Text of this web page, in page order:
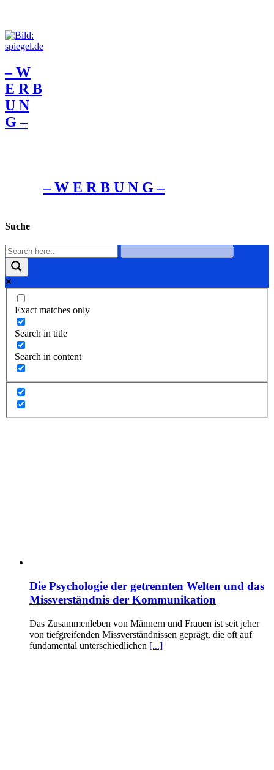
– W
Ε R Β
U Ν
G –
– W Ε R Β U Ν G –
Suche
Exact matches only
Search in title
Search in content
Die Psychologie der getrennten Welten und das
Missverständnis der Kommunikation
Das Zusammenleben von Männern und Frauen ist seit jeher
von tiefgreifenden Missverständnissen geprägt, die oft auf
fundamental unterschiedlichen [...]